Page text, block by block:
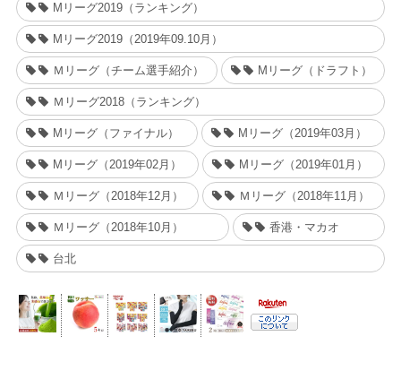
Mリーグ2019（ランキング）
Mリーグ2019（2019年09.10月）
Ｍリーグ（チーム選手紹介） Mリーグ（ドラフト）
Ｍリーグ2018（ランキング）
Mリーグ（ファイナル） Mリーグ（2019年03月）
Mリーグ（2019年02月） Mリーグ（2019年01月）
Ｍリーグ（2018年12月） Ｍリーグ（2018年11月）
Ｍリーグ（2018年10月） 香港・マカオ
台北